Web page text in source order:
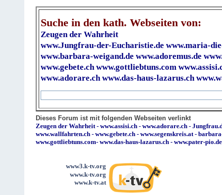
Suche in den kath. Webseiten von:
Zeugen der Wahrheit
www.Jungfrau-der-Eucharistie.de www.maria-
www.barbara-weigand.de www.adoremus.de
www.gebete.ch www.gottliebtuns.com
www.adorare.ch www.das-haus-lazarus.ch
Dieses Forum ist mit folgenden Webseiten verlinkt
Zeugen der Wahrheit - www.assisi.ch - www.adorare.ch -
www.wallfahrten.ch - www.gebete.ch - www.segenskreis.at -
www.gottliebtuns.com- www.das-haus-lazarus.ch - www.pater-pio.de
www3.k-tv.org
www.k-tv.org
www.k-tv.at